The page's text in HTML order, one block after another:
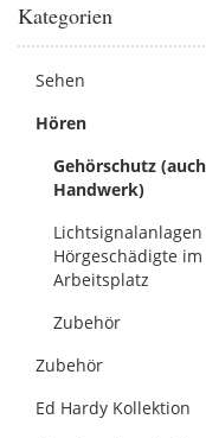
Kategorien
Sehen
Hören
Gehörschutz
Handwerk)
Hörgeschädigte
Arbeitsplatz
Zubehör
Zubehör
Ed Hardy Kollektion